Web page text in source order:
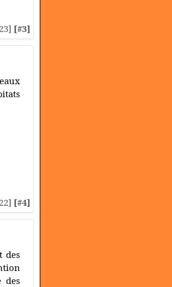
[#3]
[#4]
des
des